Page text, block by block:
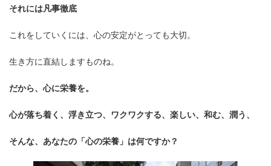
それには凡事徹底
これをしていくには、心の安定がとっても大切。
生き方に直結しますものね。
だから、心に栄養を。
心が落ち着く、浮き立つ、ワクワクする、楽しい、和む、潤う、
そんな、あなたの「心の栄養」は何ですか？